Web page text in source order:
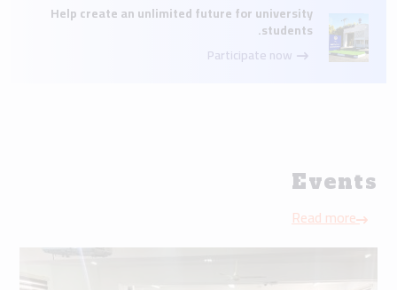
Help create an unlimited future for university
students.
Participate now
Events
Read more